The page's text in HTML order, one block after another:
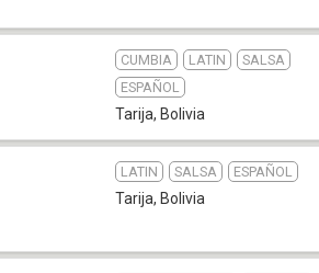
CUMBIA LATIN
SALSA
ESPAÑOL
Tarija, Bolivia
LATIN SALSA ESPAÑOL
Tarija, Bolivia